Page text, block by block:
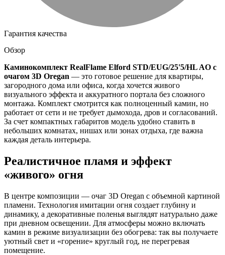
Гарантия качества
Обзор
Каминокомплект RealFlame Elford STD/EUG/25'5/HL AO с
очагом 3D Oregan — это готовое решение для квартиры,
загородного дома или офиса, когда хочется живого
визуального эффекта и аккуратного портала без сложного
монтажа. Комплект смотрится как полноценный камин, но
работает от сети и не требует дымохода, дров и согласований.
За счет компактных габаритов модель удобно ставить в
небольших комнатах, нишах или зонах отдыха, где важна
каждая деталь интерьера.
Реалистичное пламя и эффект
«живого» огня
В центре композиции — очаг 3D Oregan с объемной картиной
пламени. Технология имитации огня создает глубину и
динамику, а декоративные поленья выглядят натурально даже
при дневном освещении. Для атмосферы можно включать
камин в режиме визуализации без обогрева: так вы получаете
уютный свет и «горение» круглый год, не перегревая
помещение.